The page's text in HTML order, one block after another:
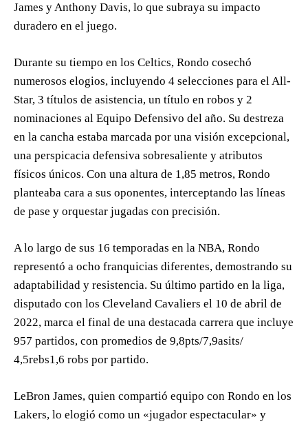
James y Anthony Davis, lo que subraya su impacto
duradero en el juego.
Durante su tiempo en los Celtics, Rondo cosechó
numerosos elogios, incluyendo 4 selecciones para el All-
Star, 3 títulos de asistencia, un título en robos y 2
nominaciones al Equipo Defensivo del año. Su destreza
en la cancha estaba marcada por una visión excepcional,
una perspicacia defensiva sobresaliente y atributos
físicos únicos. Con una altura de 1,85 metros, Rondo
planteaba cara a sus oponentes, interceptando las líneas
de pase y orquestar jugadas con precisión.
A lo largo de sus 16 temporadas en la NBA, Rondo
representó a ocho franquicias diferentes, demostrando su
adaptabilidad y resistencia. Su último partido en la liga,
disputado con los Cleveland Cavaliers el 10 de abril de
2022, marca el final de una destacada carrera que incluye
957 partidos, con promedios de 9,8pts/7,9asits/
4,5rebs1,6 robs por partido.
LeBron James, quien compartió equipo con Rondo en los
Lakers, lo elogió como un «jugador espectacular» y